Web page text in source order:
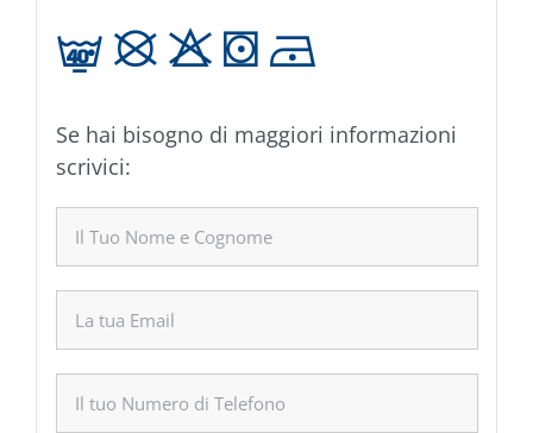
n K H V D
Se hai bisogno di maggiori informazioni
scrivici: